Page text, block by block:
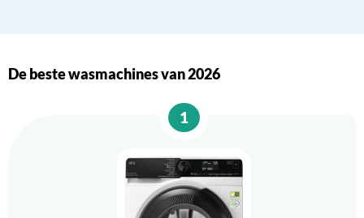
De beste wasmachines van 2026
1